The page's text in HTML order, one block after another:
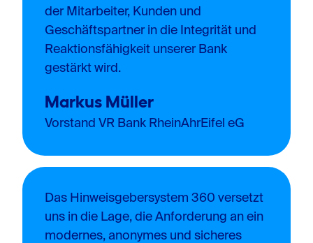
der Mitarbeiter, Kunden und
Geschäftspartner in die Integrität und
Reaktionsfähigkeit unserer Bank
gestärkt wird.
Markus Müller
Vorstand VR Bank RheinAhrEifel eG
Das Hinweisgebersystem 360 versetzt
uns in die Lage, die Anforderung an ein
modernes, anonymes und sicheres